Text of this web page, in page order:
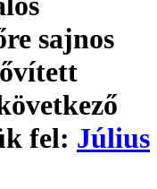
sajnos
fel: Július